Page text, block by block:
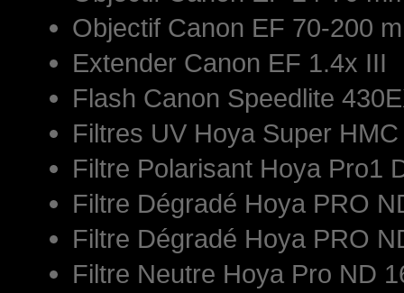
Objectif Canon EF 70-200
Extender Canon EF 1.4x III
Flash Canon Speedlite
Filtres UV Hoya Super
Filtre Polarisant Hoya Pro1
Filtre Dégradé Hoya PRO
Filtre Dégradé Hoya PRO
Filtre Neutre Hoya Pro ND